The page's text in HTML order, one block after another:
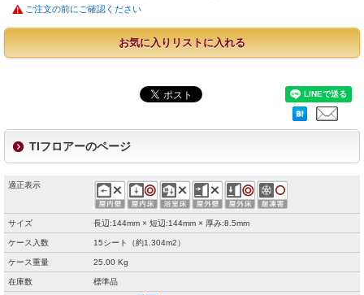
ご注文の前にご確認ください
お気に入りリストに入れる
TIフロアーのページ
適正表示
サイズ 長辺:144mm × 短辺:144mm × 厚み:8.5mm
ケース入数 15シート（約1.304m2）
ケース重量 25.00 Kg
在庫数 標準品